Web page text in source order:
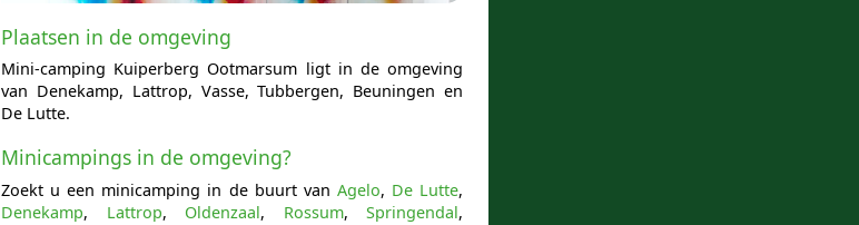
Plaatsen in de omgeving
Mini-camping Kuiperberg Ootmarsum ligt in de omgeving
van Denekamp, Lattrop, Vasse, Tubbergen, Beuningen en
De Lutte.
Minicampings in de omgeving?
Zoekt u een minicamping in de buurt van Agelo, De Lutte,
Denekamp, Lattrop, Oldenzaal, Rossum, Springendal,